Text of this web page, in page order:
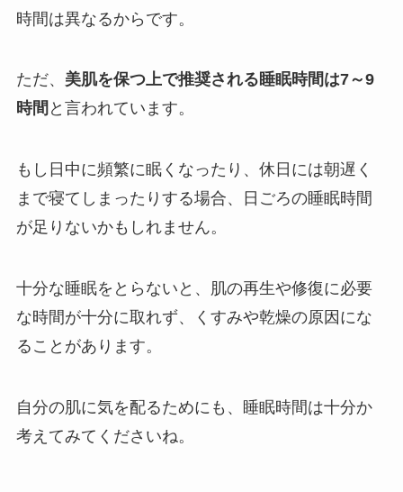
時間は異なるからです。
ただ、 美肌を保つ上で推奨される睡眠時間は7～9
時間 と言われています。
もし日中に頻繁に眠くなったり、休日には朝遅く
まで寝てしまったりする場合、日ごろの睡眠時間
が足りないかもしれません。
十分な睡眠をとらないと、肌の再生や修復に必要
な時間が十分に取れず、くすみや乾燥の原因にな
ることがあります。
自分の肌に気を配るためにも、睡眠時間は十分か
考えてみてくださいね。